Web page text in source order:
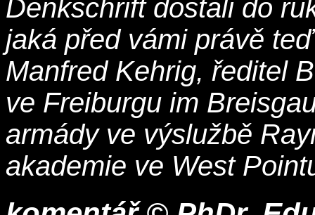
Denkschrift dostali do
jaká před vámi právě
Manfred Kehrig, ředitel
ve Freiburgu im
armády ve výslužbě
akademie ve West